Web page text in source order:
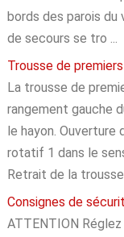
bords des parois du
de secours se tro ...
Trousse de
La trousse de
rangement gauche
le hayon. Ouverture
rotatif 1 dans le
Retrait de la trousse
Consignes de
ATTENTION